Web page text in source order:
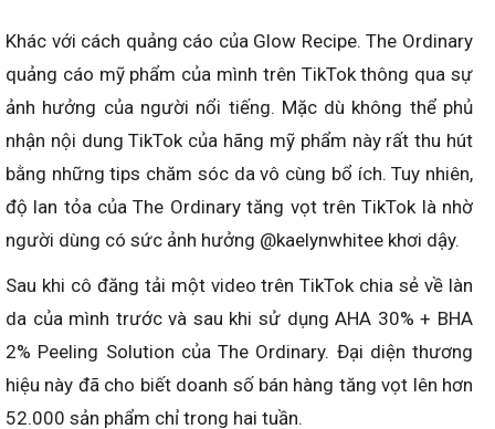
Khác với cách quảng cáo của Glow Recipe. The Ordinary
quảng cáo mỹ phẩm của mình trên TikTok thông qua sự
ảnh hưởng của người nổi tiếng. Mặc dù không thể phủ
nhận nội dung TikTok của hãng mỹ phẩm này rất thu hút
bằng những tips chăm sóc da vô cùng bổ ích. Tuy nhiên,
độ lan tỏa của The Ordinary tăng vọt trên TikTok là nhờ
người dùng có sức ảnh hưởng @kaelynwhitee khơi dậy.
Sau khi cô đăng tải một video trên TikTok chia sẻ về làn
da của mình trước và sau khi sử dụng AHA 30% + BHA
2% Peeling Solution của The Ordinary. Đại diện thương
hiệu này đã cho biết doanh số bán hàng tăng vọt lên hơn
52.000 sản phẩm chỉ trong hai tuần.